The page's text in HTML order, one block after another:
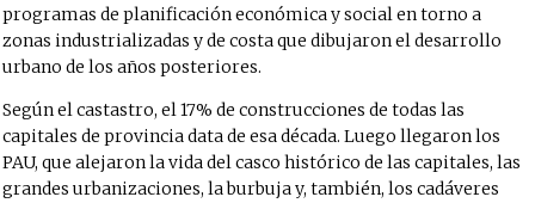
programas de planificación económica y social en torno a
zonas industrializadas y de costa que dibujaron el desarrollo
urbano de los años posteriores.
Según el castastro, el 17% de construcciones de todas las
capitales de provincia data de esa década. Luego llegaron los
PAU, que alejaron la vida del casco histórico de las capitales, las
grandes urbanizaciones, la burbuja y, también, los cadáveres